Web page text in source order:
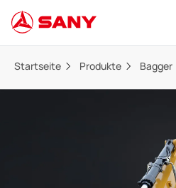
Startseite Produkte Bagger